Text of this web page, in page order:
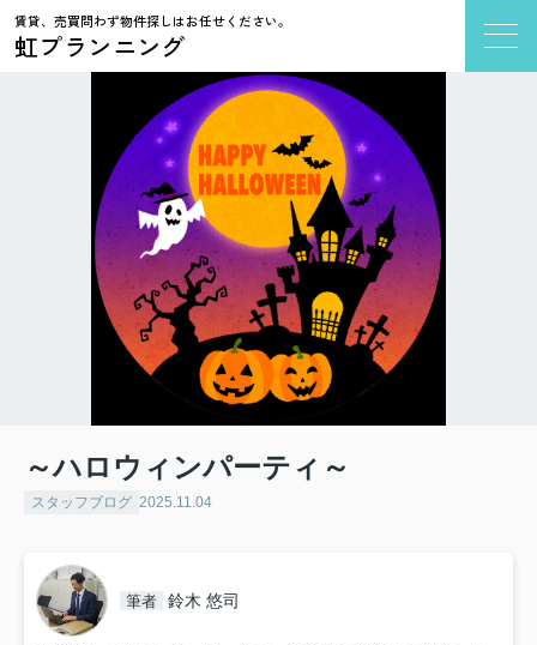
賃貸、売買問わず物件探しはお任せください。
虹プランニング
～ハロウィンパーティ～
スタッフブログ 2025.11.04
筆者 鈴木 悠司